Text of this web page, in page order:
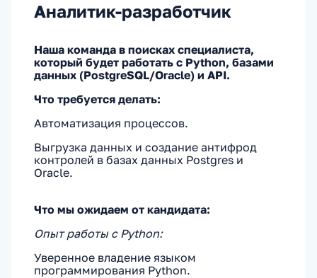
Аналитик-разработчик
Наша команда в поисках специалиста,
который будет работать с Python, базами
данных (PostgreSQL/Oracle) и API.
Что требуется делать:
Автоматизация процессов.
Выгрузка данных и создание антифрод
контролей в базах данных Postgres и
Oracle.
Что мы ожидаем от кандидата:
Опыт работы с Python:
Уверенное владение языком
программирования Python.